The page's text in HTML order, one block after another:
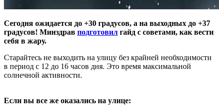
Сегодня ожидается до +30 градусов, а на выходных до +37
градусов! Минздрав подготовил гайд с советами, как вести
себя в жару.
Старайтесь не выходить на улицу без крайней необходимости
в период с 12 до 16 часов дня. Это время максимальной
солнечной активности.
Если вы все же оказались на улице: